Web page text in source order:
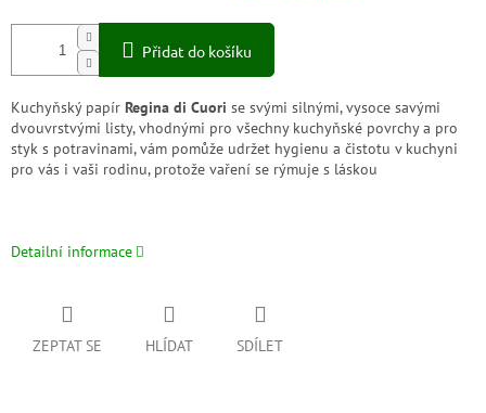
Přidat do košíku
Kuchyňský papír Regina di Cuori se svými silnými, vysoce savými
dvouvrstvými listy, vhodnými pro všechny kuchyňské povrchy a pro
styk s potravinami, vám pomůže udržet hygienu a čistotu v kuchyni
pro vás i vaši rodinu, protože vaření se rýmuje s láskou
Detailní informace
ZEPTAT SE HLÍDAT SDÍLET